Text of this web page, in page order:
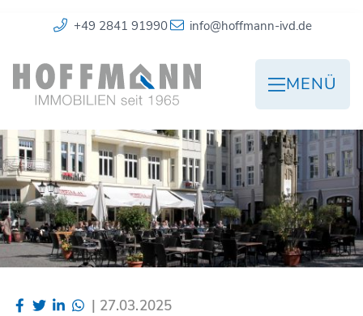
+49 2841 91990 info@hoffmann-ivd.de
MENÜ
| 27.03.2025